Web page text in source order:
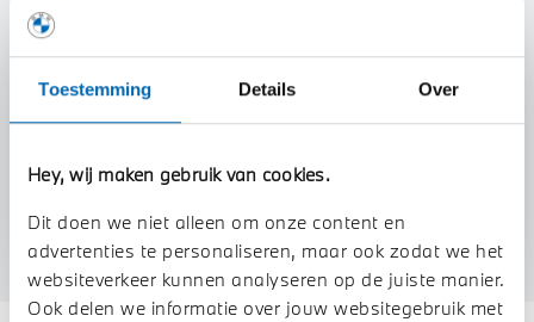
Toestemming Details Over
Hey, wij maken gebruik van cookies.
Dit doen we niet alleen om onze content en
advertenties te personaliseren, maar ook zodat we het
websiteverkeer kunnen analyseren op de juiste manier.
Ook delen we informatie over jouw websitegebruik met
Voorstel aanvragen